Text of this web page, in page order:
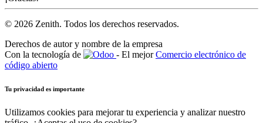
© 2026 Zenith. Todos los derechos reservados.
Derechos de autor y nombre de la empresa
Con la tecnología de
- El mejorComercio electrónico de
código abierto
Tu privacidad es importante
Utilizamos cookies para mejorar tu experiencia y analizar nuestro